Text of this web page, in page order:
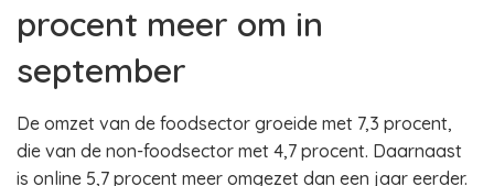
procent meer om in
september
De omzet van de foodsector groeide met 7,3 procent,
die van de non-foodsector met 4,7 procent. Daarnaast
is online 5,7 procent meer omgezet dan een jaar eerder.